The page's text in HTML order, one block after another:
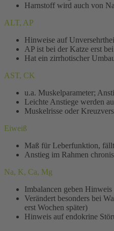
Harnstoff wird auch von
ALT, AP
Hinweise auf
AP ist bei der Katze erst
Hat ein zirrhotischer
AST, CK
u.a. Muskelparameter;
Leichte Anstiege werden
Muskelrisse oder
Eiweiß
Maß für Leberfunktion, fällt
Anstieg im Rahmen
Na, K, Ca, Mg
Imbalancen geben
Verändert besonders bei
erst Wochen später)
Hinweis auf endokrine